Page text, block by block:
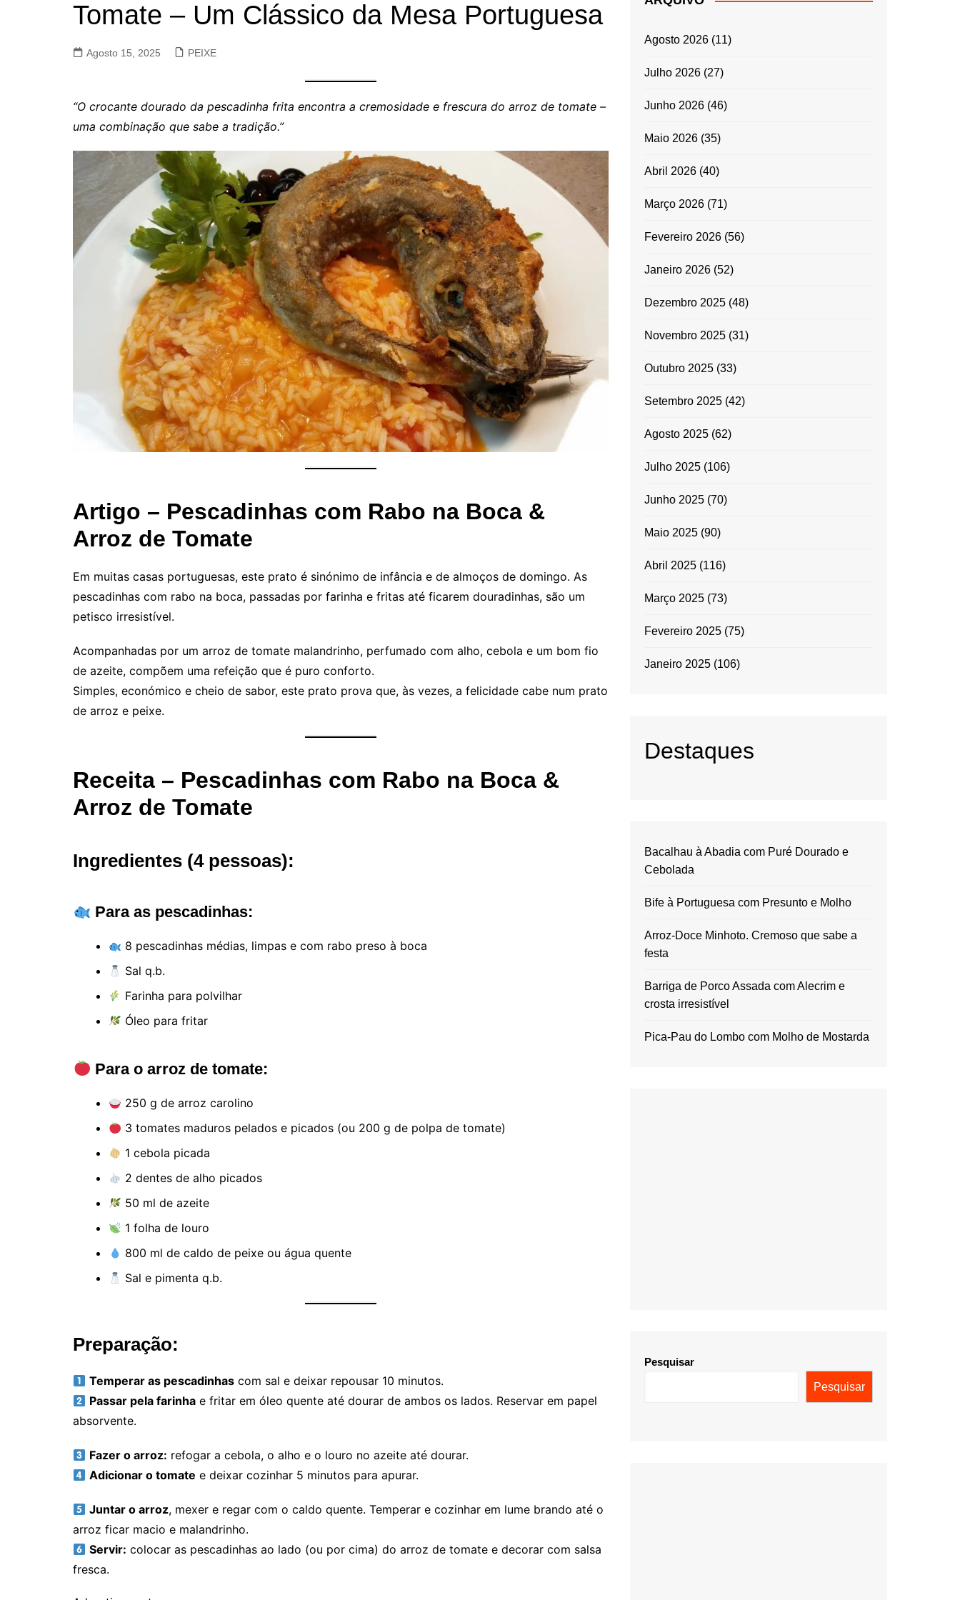
VACA, VITELA, NOVILHO
TARTES E TORTAS
ENTRADAS E
GRATINADOS
MASSAS
TEMPEROS
MICRO-ONDAS
PORTUGUESA
Tomate – Um Clássico da Mesa Portuguesa
Agosto 15, 2025 PEIXE
“O crocante dourado da pescadinha frita encontra a cremosidade e frescura do arroz de tomate –
uma combinação que sabe a tradição.”
Artigo – Pescadinhas com Rabo na Boca &
Arroz de Tomate
Em muitas casas portuguesas, este prato é sinónimo de infância e de almoços de domingo. As
pescadinhas com rabo na boca, passadas por farinha e fritas até ficarem douradinhas, são um
petisco irresistível.
Acompanhadas por um arroz de tomate malandrinho, perfumado com alho, cebola e um bom fio
de azeite, compõem uma refeição que é puro conforto.
Simples, económico e cheio de sabor, este prato prova que, às vezes, a felicidade cabe num prato
de arroz e peixe.
Receita – Pescadinhas com Rabo na Boca &
Arroz de Tomate
Ingredientes (4 pessoas):
Para as pescadinhas:
8 pescadinhas médias, limpas e com rabo preso à boca
Sal q.b.
Farinha para polvilhar
Óleo para fritar
Para o arroz de tomate:
250 g de arroz carolino
3 tomates maduros pelados e picados (ou 200 g de polpa de tomate)
1 cebola picada
2 dentes de alho picados
50 ml de azeite
1 folha de louro
800 ml de caldo de peixe ou água quente
Sal e pimenta q.b.
Preparação:
Temperar as pescadinhas com sal e deixar repousar 10 minutos.
Passar pela farinha e fritar em óleo quente até dourar de ambos os lados. Reservar em papel
absorvente.
Fazer o arroz: refogar a cebola, o alho e o louro no azeite até dourar.
Adicionar o tomate e deixar cozinhar 5 minutos para apurar.
Juntar o arroz, mexer e regar com o caldo quente. Temperar e cozinhar em lume brando até o
arroz ficar macio e malandrinho.
Servir: colocar as pescadinhas ao lado (ou por cima) do arroz de tomate e decorar com salsa
fresca.
Agosto 2026 (11)
Julho 2026 (27)
Junho 2026 (46)
Maio 2026 (35)
Abril 2026 (40)
Março 2026 (71)
Fevereiro 2026 (56)
Janeiro 2026 (52)
Dezembro 2025 (48)
Novembro 2025 (31)
Outubro 2025 (33)
Setembro 2025 (42)
Agosto 2025 (62)
Julho 2025 (106)
Junho 2025 (70)
Maio 2025 (90)
Abril 2025 (116)
Março 2025 (73)
Fevereiro 2025 (75)
Janeiro 2025 (106)
Destaques
Bacalhau à Abadia com Puré Dourado e
Cebolada
Bife à Portuguesa com Presunto e Molho
Arroz-Doce Minhoto. Cremoso que sabe a
festa
Barriga de Porco Assada com Alecrim e
crosta irresistível
Pica-Pau do Lombo com Molho de Mostarda
Pesquisar
Pesquisar